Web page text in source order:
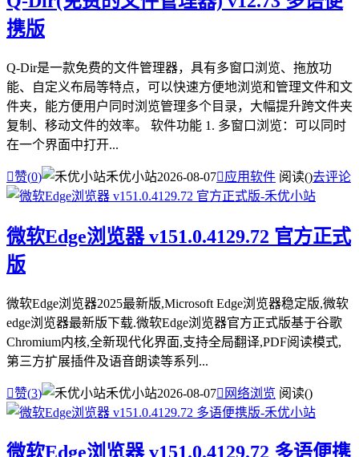
携版
Q-Dir是一款免费的文件管理器，具有多窗口浏览、拖放功
能、自定义布局等特点，可以快速方便地浏览和管理文件和文
件夹，能方便用户同时浏览管理多个目录，大幅提升跨文件夹
复制、移动文件的效率。 软件功能 1. 多窗口浏览：可以同时
在一个界面中打开...
赞(0) 禾优小站2026-08-07应用软件 阅读()去评论
微软Edge浏览器 v151.0.4129.72 官方正式
版
微软Edge浏览器2025最新版,Microsoft Edge浏览器稳定版,微软
edge浏览器最新版下载.微软Edge浏览器官方正式版基于谷歌
Chromium内核,全新现代化界面,支持全局翻译,PDF阅读模式,
第三方扩展插件及语音朗读等系列...
赞(3) 禾优小站2026-08-07 网络浏览 阅读()
微软Edge浏览器 v151.0.4129.72 多语便携